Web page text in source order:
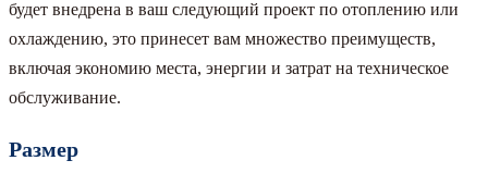
будет внедрена в ваш следующий проект по отоплению или
охлаждению, это принесет вам множество преимуществ,
включая экономию места, энергии и затрат на техническое
обслуживание.
Размер